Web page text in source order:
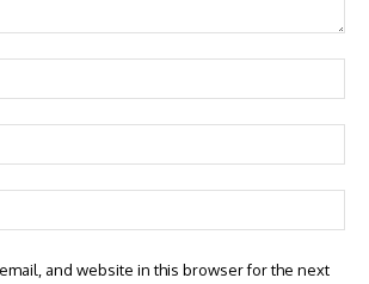
and website in this browser for the next